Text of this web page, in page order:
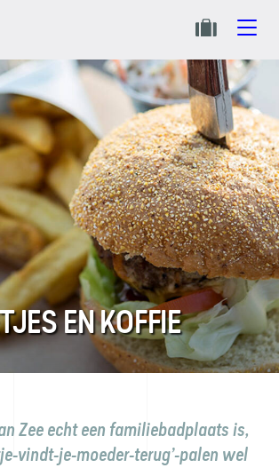
EN KOFFIE
Zee echt een familiebadplaats is,
vindt-je-moeder-terug’-palen wel